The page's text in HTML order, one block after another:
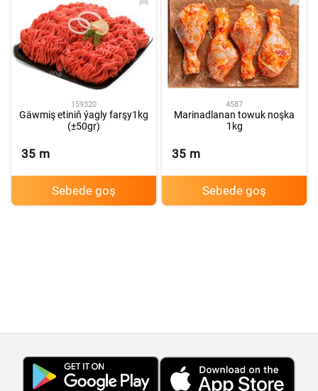
159320
Gäwmiş etiniň ýagly farşy1kg
(±50gr)
35 m
Sebede goş
4587
Marinadlanan towuk noşka
1kg
35 m
Sebede goş